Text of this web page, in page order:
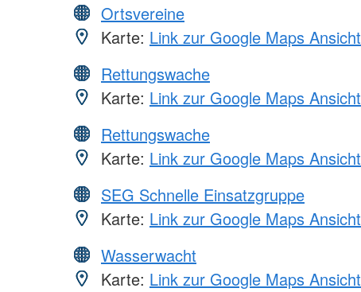
Ortsvereine
Karte: Link zur Google Maps Ansicht
Rettungswache
Karte: Link zur Google Maps Ansicht
Rettungswache
Karte: Link zur Google Maps Ansicht
SEG Schnelle Einsatzgruppe
Karte: Link zur Google Maps Ansicht
Wasserwacht
Karte: Link zur Google Maps Ansicht